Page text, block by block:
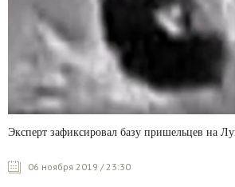
Эксперт зафиксировал базу пришельцев на
06 ноября 2019 / 23:30